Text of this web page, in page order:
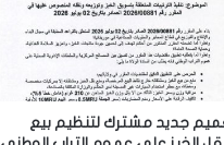
مطرية على مناطق في ولاية
الشرقي
جديد مشترك لتنظيم بيع